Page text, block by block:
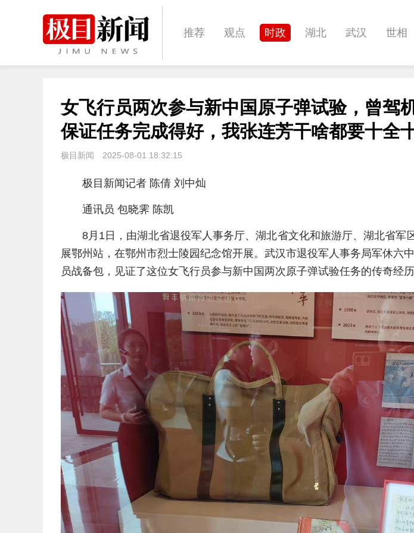
推荐 观点 时政 湖北 武汉 世相
体育 娱乐 影像 帅作文
女飞行员两次参与新中国原子弹试验，曾驾
保证任务完成得好，我张连芳干啥都要十全
极目新闻 2025-08-01 18:32:15
极目新闻记者 陈倩 刘中灿
通讯员 包晓霁 陈凯
8月1日，由湖北省退役军人事务厅、湖北省文化和旅游厅、湖北省军
展鄂州站，在鄂州市烈士陵园纪念馆开展。武汉市退役军人事务局军休六
员战备包，见证了这位女飞行员参与新中国两次原子弹试验任务的传奇经历